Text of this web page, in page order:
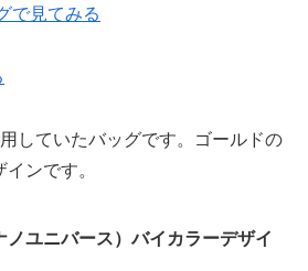
で見てみる
していたバッグです。ゴールドの
ンです。
ユニバース）バイカラーデザイ